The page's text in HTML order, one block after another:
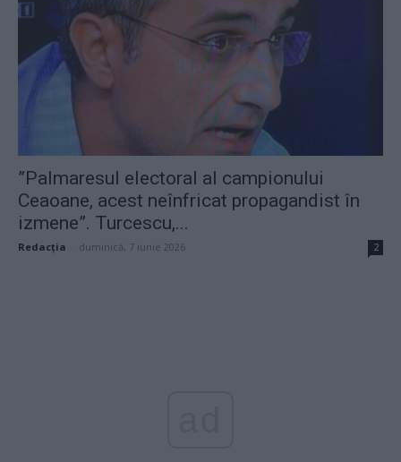
”Palmaresul electoral al campionului
Ceaoane, acest neînfricat propagandist în
izmene”. Turcescu,...
Redacţia duminică, 7 iunie 2026 2